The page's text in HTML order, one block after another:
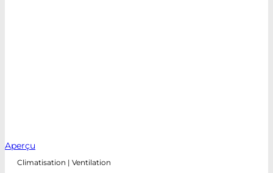
Aperçu
Climatisation | Ventilation